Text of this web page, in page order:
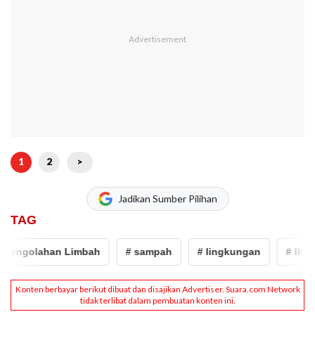
1 2 >
Jadikan Sumber Pilihan
TAG
Limbah # sampah # lingkungan # Ikbal